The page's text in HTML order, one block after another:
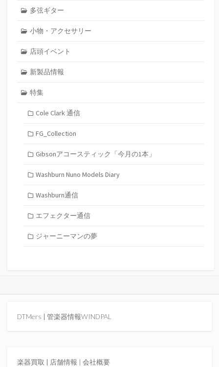
多弦ギター
小物・アクセサリー
店頭イベント
新製品情報
特集
Cole Clark 通信
FG_Collection
Gibsonアコースティック「今月の1本」
Washburn Nuno Models Diary
Washburn通信
エフェクター通信
ジャーニーマンの夢
DTMers | 管楽器情報WINDPAL
楽器買取 | 店舗情報 | 会社概要